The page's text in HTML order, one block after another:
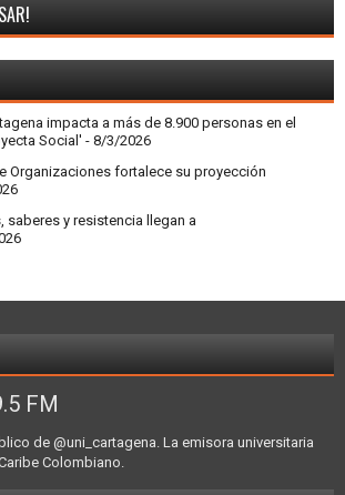
impacta a más de 8.900 personas en el
Social' - 8/3/2026
Organizaciones fortalece su proyección
saberes y resistencia llegan a
FM
de @uni_cartagena. La emisora universitaria
Colombiano.